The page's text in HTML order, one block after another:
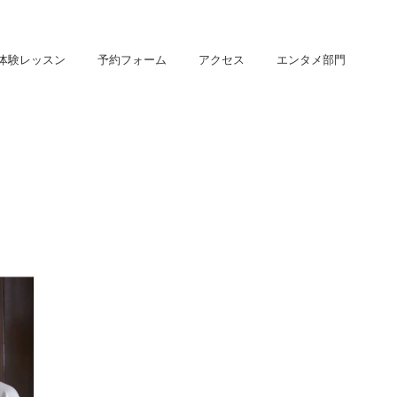
験レッスン 予約フォーム アクセス エンタメ部門